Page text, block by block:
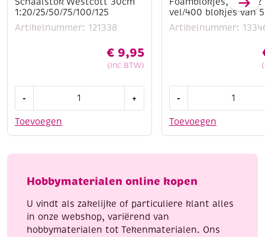
1:20/25/50/75/100/125
Artikelnummer: 121338
€ 9,95
(Inc BTW)
Toevoegen
-
30cm
+
vel/400 blokjes van
Artikelnummer:
Toevoegen
-
2
blokjes
5x5mm
Hobbymaterialen online kopen
U vindt als zakelijke of particuliere klant alles
in onze webshop, variërend van
hobbymaterialen tot Tekenmaterialen. Ons